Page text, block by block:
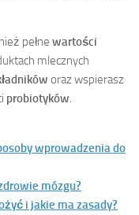
pełne wartości
mlecznych
oraz wspierasz
probiotyków
wprowadzenia do
mózgu?
i jakie ma zasady?